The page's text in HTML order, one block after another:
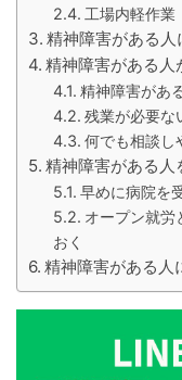
工場内軽作業
精神障害がある人
精神障害がある人
精神障害があ
残業が必要な
何でも相談し
精神障害がある人
早めに病院を
オープン就労
おく
精神障害がある人